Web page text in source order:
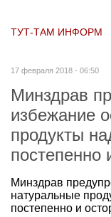
ТУТ-ТАМ ИНФОРМ
17 февраля 2018 - 06:50
Минздрав
избежание
продукты
постепенно
Минздрав
натуральные
постепенно и